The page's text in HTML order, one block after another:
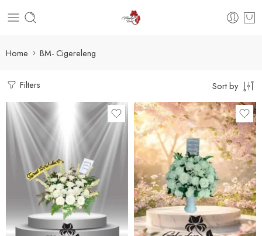
Home BM- Cigereleng
Filters Sort by